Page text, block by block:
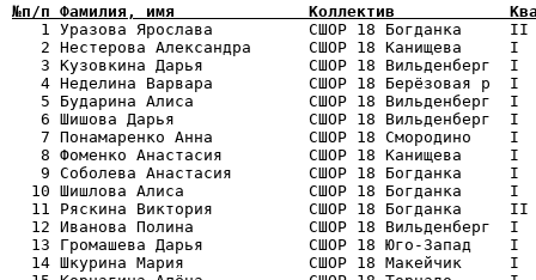
№п/п Фамилия, имя              Коллектив            Квал
1 Уразова Ярослава          СШОР 18 Богданка
2 Нестерова Александра      СШОР 18 Канищева
3 Кузовкина Дарья           СШОР 18 Вильденберг
4 Неделина Варвара          СШОР 18 Берёзовая р
5 Бударина Алиса            СШОР 18 Вильденберг
6 Шишова Дарья              СШОР 18 Вильденберг
7 Понамаренко Анна          СШОР 18 Смородино
8 Фоменко Анастасия         СШОР 18 Канищева
9 Соболева Анастасия        СШОР 18 Богданка
10 Шишлова Алиса             СШОР 18 Богданка
11 Ряскина Виктория          СШОР 18 Богданка
12 Иванова Полина            СШОР 18 Вильденберг
13 Громашева Дарья           СШОР 18 Юго-Запад
14 Шкурина Мария             СШОР 18 Макейчик